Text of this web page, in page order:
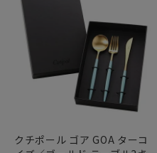
クチポール ゴア GOA ターコ